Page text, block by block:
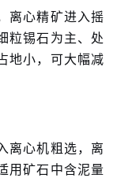
离心精矿进入摇
粒锡石为主、处
地小，可大幅减
离心机粗选，离
用矿石中含泥量